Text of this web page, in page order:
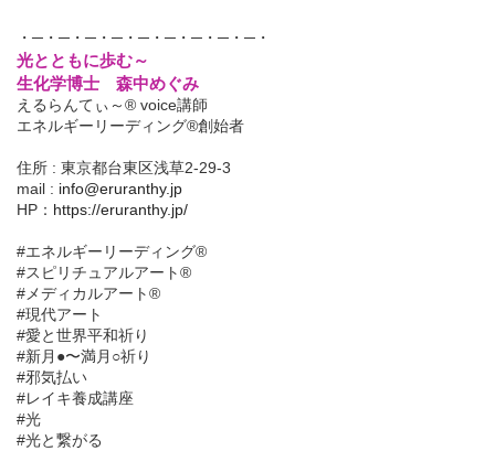
・─・─・─・─・─・─・─・─・─・
光とともに歩む～
生化学博士 森中めぐみ
えるらんてぃ～® voice講師
エネルギーリーディング®創始者
住所 : 東京都台東区浅草2-29-3
mail : info@eruranthy.jp
HP： https://eruranthy.jp/
#エネルギーリーディング®︎
#スピリチュアルアート®︎
#メディカルアート®︎
#現代アート
#愛と世界平和祈り
#新月●〜満月○祈り
#邪気払い
#レイキ養成講座
#光
#光と繋がる